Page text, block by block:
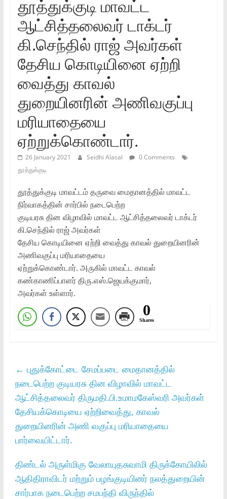
தூத்துக்குடி மாவட்ட
ஆட்சித்தலைவர்‌ டாக்டர்‌
கி.செந்தில்‌ ராஜ் அவர்கள்‌
தேசிய கொடியினை ஏற்றி
வைத்து காவல்‌
துறையினரின்‌ அணிவகுப்பு
மரியாதையை
ஏற்றுக்கொண்டார்‌.
26 January 2021 Seidhi Alasal
0 Comments
தூத்துக்குடி
தூத்துக்குடி மாவட்டம்‌ தருவை மைதானத்தில்‌ மாவட்ட
நிர்வாகத்தின்‌ சார்பில்‌ நடைபெற்ற
குடியரசு தின விழாவில்‌ மாவட்ட ஆட்சித்தலைவர்‌ டாக்டர்‌
கி.செந்தில்‌ ராஜ் அவர்கள்‌
தேசிய கொடியினை ஏற்றி வைத்து காவல்‌ துறையினரின்‌
அணிவகுப்பு மரியாதையை
ஏற்றுக்கொண்டார்‌. அருகில்‌ மாவட்ட காவல்‌
கண்காணிப்பாளர்‌ திரு.எஸ்‌.ஜெயக்குமார்‌,
அவர்கள்‌ உள்ளார்‌.
0
Shares
← புதுக்கோட்டை சேமப்படை மைதானத்தில்‌
நடைபெற்ற குடியரசு தின விழாவில்‌ மாவட்ட
ஆட்சித்தலைவர்‌ திருமதி.பி.உமாமகேஸ்வரி அவர்கள்‌
தேசியக்கொடியை ஏற்றிவைத்து, காவல்‌
துறையினரின்‌ அணி வகுப்பு மரியாதையை
பார்வையிட்டார்‌.
திண்டல்‌ அருள்மிகு வேலாயுதசுவாமி திருக்கோயிலில்‌
ஆதிதிராவிடர்‌ மற்றும்‌ பழங்குடியினர்‌ நலத்துறையின்‌
சார்பாக நடைபெற்ற சமபந்தி விருந்தில்‌